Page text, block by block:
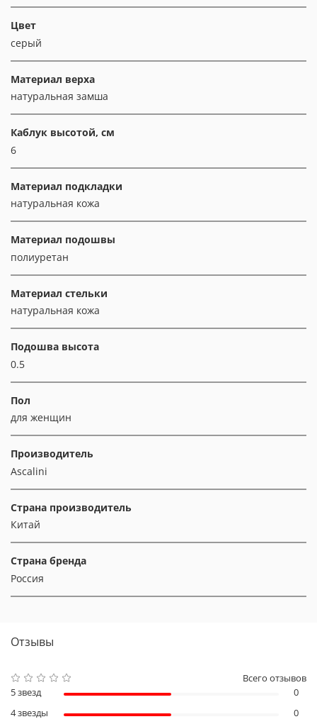
Цвет
серый
Материал верха
натуральная замша
Каблук высотой, см
6
Материал подкладки
натуральная кожа
Материал подошвы
полиуретан
Материал стельки
натуральная кожа
Подошва высота
0.5
Пол
для женщин
Производитель
Ascalini
Страна производитель
Китай
Страна бренда
Россия
Отзывы
Всего отзывов
5 звезд
0
4 звезды
0